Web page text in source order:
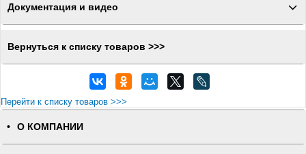
Документация и видео
Вернуться к списку товаров >>>
Перейти к списку товаров >>>
О КОМПАНИИ